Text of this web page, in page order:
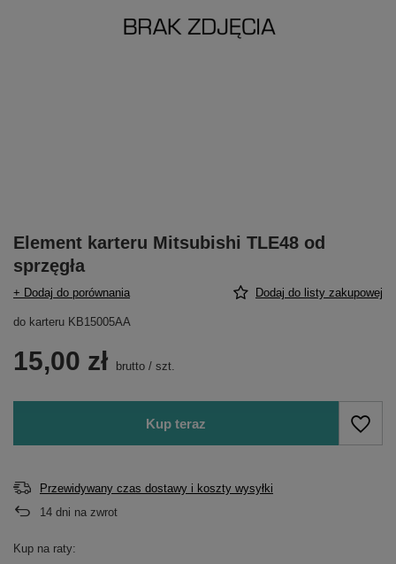
Element karteru Mitsubishi TLE48 od
sprzęgła
+ Dodaj do porównania Dodaj do listy zakupowej
do karteru KB15005AA
15,00 zł brutto / szt.
Kup teraz
Przewidywany czas dostawy i koszty wysyłki
14 dni na zwrot
Kup na raty: